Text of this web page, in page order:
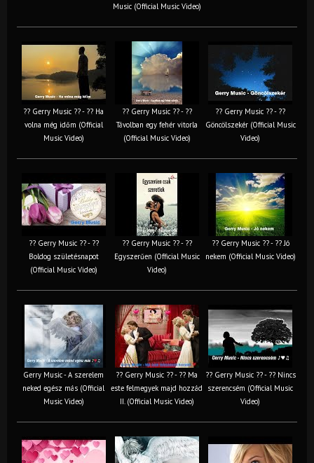
Music (Official Music Video)
?? Gerry Music ?? - ?? Ha
volna még időm (Official
Music Video)
?? Gerry Music ?? - ??
Távolban egy fehér vitorla
(Official Music Video)
?? Gerry Music ?? - ??
Göncölszekér (Official Music
Video)
?? Gerry Music ?? - ??
Boldog születésnapot
(Official Music Video)
?? Gerry Music ?? - ??
Egyszerűen (Official Music
Video)
?? Gerry Music ?? - ?? Jó
nekem (Official Music Video)
Gerry Music - A szerelem
neked egész más (Official
Music Video)
?? Gerry Music ?? - ?? Ma
este felmegyek majd hozzád
II. (Official Music Video)
?? Gerry Music ?? - ?? Nincs
szerencsém (Official Music
Video)